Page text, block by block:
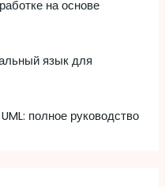
на основе
язык для
полное руководство